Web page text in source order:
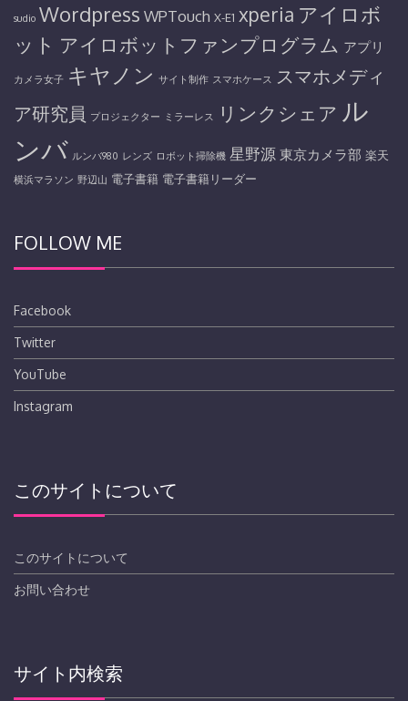
sudio Wordpress WPTouch X-E1 xperia アイロボ
ット アイロボットファンプログラム アプリ
カメラ女子 キヤノン サイト制作 スマホケース スマホメディ
ア研究員 プロジェクター ミラーレス リンクシェア ル
ンバ ルンバ980 レンズ ロボット掃除機 星野源 東京カメラ部 楽天
横浜マラソン 野辺山 電子書籍 電子書籍リーダー
FOLLOW ME
Facebook
Twitter
YouTube
Instagram
このサイトについて
このサイトについて
お問い合わせ
サイト内検索